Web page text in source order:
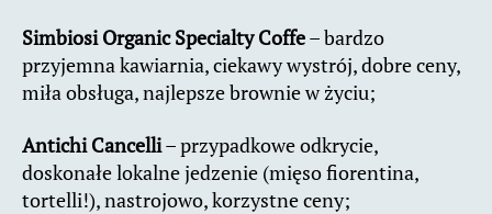
Simbiosi Organic Specialty Coffe– bardzo
przyjemna kawiarnia, ciekawy wystrój, dobre ceny,
miła obsługa, najlepsze brownie w życiu;
Antichi Cancelli– przypadkowe odkrycie,
doskonałe lokalne jedzenie (mięso fiorentina,
tortelli!), nastrojowo, korzystne ceny;